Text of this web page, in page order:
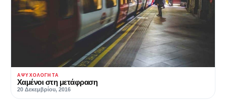
ΑΨΥΧΟΛΌΓΗΤΑ
Χαμένοι στη μετάφραση
20 Δεκεμβρίου, 2016